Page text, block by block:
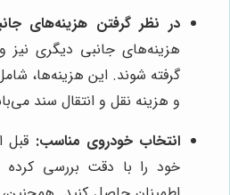
در نظر گرفتن هزینه‌های
هزینه‌های جانبی دیگری نیز
گرفته شوند. این هزینه‌ها،
و هزینه نقل و انتقال سند
انتخاب خودروی مناسب: قبل
خود را با دقت بررسی